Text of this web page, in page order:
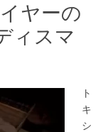
ヤーの
ィスマ
ト
キ
シ